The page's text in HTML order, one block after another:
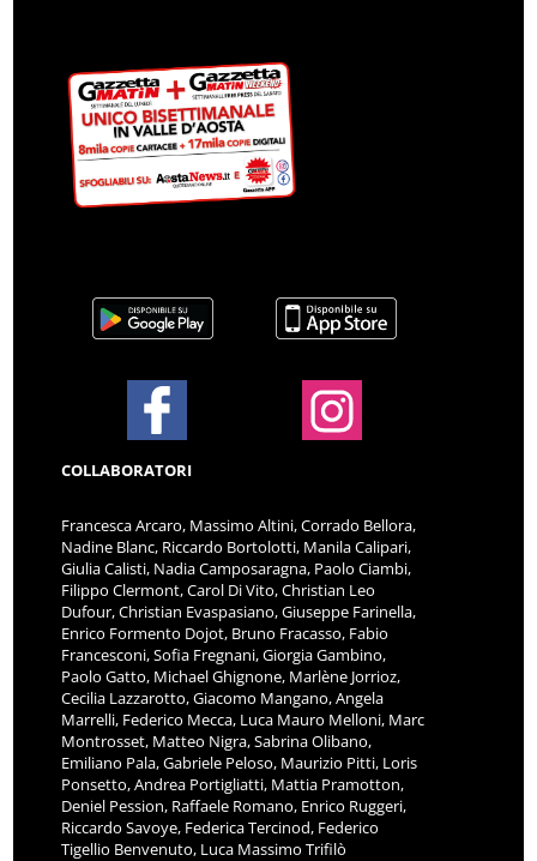
COLLABORATORI
Francesca Arcaro, Massimo Altini, Corrado Bellora,
Nadine Blanc, Riccardo Bortolotti, Manila Calipari,
Giulia Calisti, Nadia Camposaragna, Paolo Ciambi,
Filippo Clermont, Carol Di Vito, Christian Leo
Dufour, Christian Evaspasiano, Giuseppe Farinella,
Enrico Formento Dojot, Bruno Fracasso, Fabio
Francesconi, Sofia Fregnani, Giorgia Gambino,
Paolo Gatto, Michael Ghignone, Marlène Jorrioz,
Cecilia Lazzarotto, Giacomo Mangano, Angela
Marrelli, Federico Mecca, Luca Mauro Melloni, Marc
Montrosset, Matteo Nigra, Sabrina Olibano,
Emiliano Pala, Gabriele Peloso, Maurizio Pitti, Loris
Ponsetto, Andrea Portigliatti, Mattia Pramotton,
Deniel Pession, Raffaele Romano, Enrico Ruggeri,
Riccardo Savoye, Federica Tercinod, Federico
Tigellio Benvenuto, Luca Massimo Trifilò